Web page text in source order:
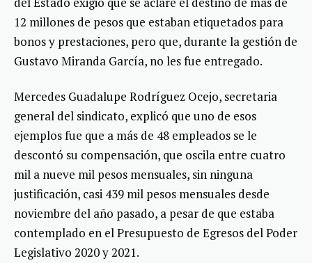
12 millones de pesos que estaban etiquetados para
bonos y prestaciones, pero que, durante la gestión de
Gustavo Miranda García, no les fue entregado.
Mercedes Guadalupe Rodríguez Ocejo, secretaria
general del sindicato, explicó que uno de esos
ejemplos fue que a más de 48 empleados se le
descontó su compensación, que oscila entre cuatro
mil a nueve mil pesos mensuales, sin ninguna
justificación, casi 439 mil pesos mensuales desde
noviembre del año pasado, a pesar de que estaba
contemplado en el Presupuesto de Egresos del Poder
Legislativo 2020 y 2021.